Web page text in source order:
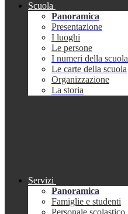
Scuola
Panoramica
Presentazione
I luoghi
Le persone
I numeri della scuola
Le carte della scuola
Organizzazione
La storia
Servizi
Panoramica
Famiglie e studenti